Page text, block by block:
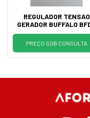
REGULADOR TENSAO
GERADOR BUFFALO
12000
PREÇO SOB CONSULTA